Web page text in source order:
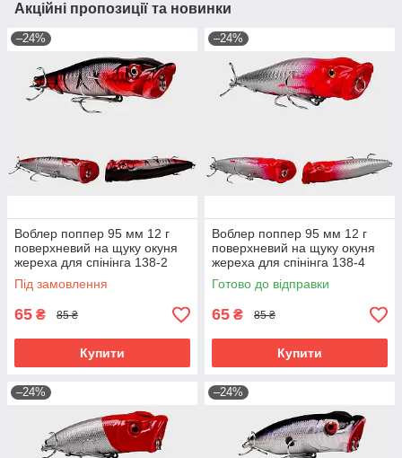
Акційні пропозиції та новинки
–24%
Воблер поппер 95 мм 12 г
поверхневий на щуку окуня
жереха для спінінга 138-2
Під замовлення
65 ₴ 85 ₴
Купити
–24%
Воблер поппер 95 мм 12 г
поверхневий на щуку окуня
жереха для спінінга 138-4
Готово до відправки
65 ₴ 85 ₴
Купити
–24% –24%